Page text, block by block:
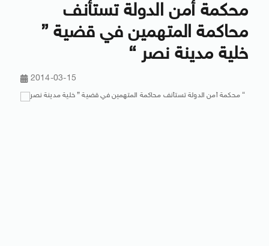
محكمة أمن الدولة تستأنف
محاكمة المتهمين في قضية ”
خلية مدينة نصر “
2014-03-15